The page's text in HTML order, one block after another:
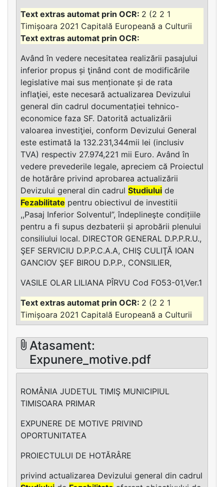
2 (2 2 1
Timișoara 2021 Capitală Europeană a Culturii
Având în vedere necesitatea realizării pasajului
inferior propus și ţinând cont de modificările
legislative mai sus menționate și de rata
inflaţiei, este necesară actualizarea Devizului
general din cadrul documentației tehnico-
economice faza SF. Datorită actualizării
valoarea investiţiei, conform Devizului General
este estimată la 132.231,344mii lei (inclusiv
TVA) respectiv 27.974,221 mii Euro. Având în
vedere prevederile legale, apreciem că Proiectul
de hotărâre privind aprobarea actualizării
Devizului general din cadrul Studiului de
Fezabilitate pentru obiectivul de investitii
,,Pasaj Inferior Solventul”, îndeplineşte condițiile
pentru a fi supus dezbaterii și aprobării plenului
consiliului local. DIRECTOR GENERAL D.P.P.R.U.,
ŞEF SERVICIU D.P.P.C.A.A, CHIŞ CULIŢĂ IOAN
GANCIOV ŞEF BIROU D.P.P., CONSILIER,
VASILE OLAR LILIANA PÎRVU Cod FO53-01,Ver.1
2 (2 2 1
Timișoara 2021 Capitală Europeană a Culturii
Atasament:
Expunere_motive.pdf
ROMÂNIA JUDETUL TIMIŞ MUNICIPIUL
TIMISOARA PRIMAR
EXPUNERE DE MOTIVE PRIVIND
OPORTUNITATEA
PROIECTULUI DE HOTĂRÂRE
privind actualizarea Devizului general din cadrul